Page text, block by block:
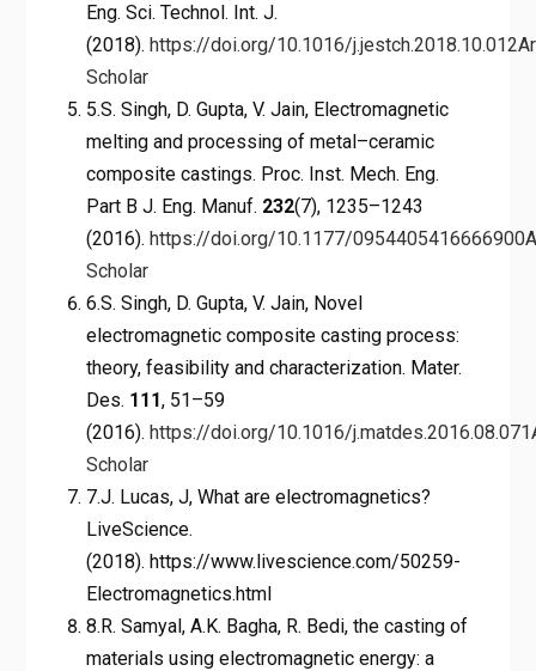
Eng. Sci. Technol. Int. J.
(2018). https://doi.org/10.1016/j.jestch.2018.10.012
Scholar
5.S. Singh, D. Gupta, V. Jain, Electromagnetic
melting and processing of metal–ceramic
composite castings. Proc. Inst. Mech. Eng.
Part B J. Eng. Manuf. 232(7), 1235–1243
(2016). https://doi.org/10.1177/0954405416666900
Scholar
6.S. Singh, D. Gupta, V. Jain, Novel
electromagnetic composite casting process:
theory, feasibility and characterization. Mater.
Des. 111, 51–59
(2016). https://doi.org/10.1016/j.matdes.2016.08.071
Scholar
7.J. Lucas, J, What are electromagnetics?
LiveScience.
(2018). https://www.livescience.com/50259-
Electromagnetics.html
8.R. Samyal, A.K. Bagha, R. Bedi, the casting of
materials using electromagnetic energy: a